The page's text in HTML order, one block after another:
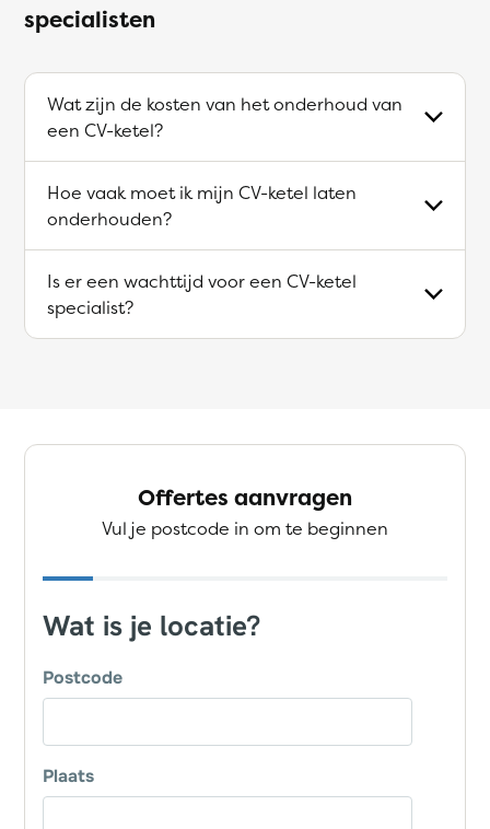
specialisten
Wat zijn de kosten van het onderhoud van
een CV-ketel?
Hoe vaak moet ik mijn CV-ketel laten
onderhouden?
Is er een wachttijd voor een CV-ketel
specialist?
Offertes aanvragen
Vul je postcode in om te beginnen